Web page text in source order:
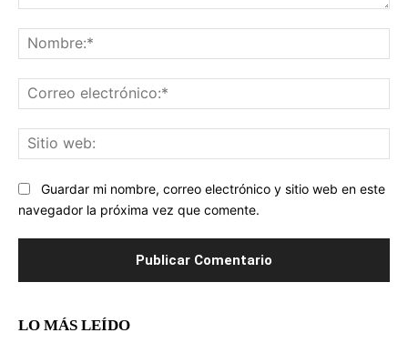
Guardar mi nombre, correo electrónico y sitio web en este
navegador la próxima vez que comente.
LO MÁS LEÍDO